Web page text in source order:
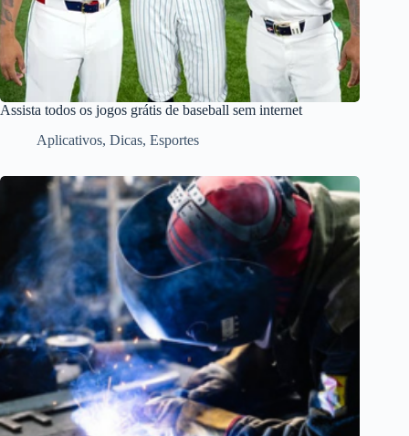
Assista todos os jogos grátis de baseball sem internet
Aplicativos, Dicas, Esportes